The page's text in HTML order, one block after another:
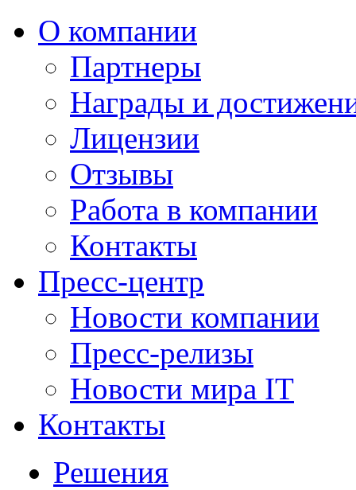
О компании
Партнеры
Награды и
Лицензии
Отзывы
Работа в компании
Контакты
Пресс-центр
Новости компании
Пресс-релизы
Новости мира IT
Контакты
Решения